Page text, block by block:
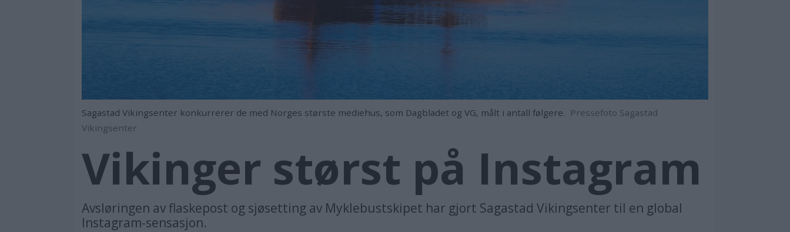
Sagastad Vikingsenter konkurrerer de med Norges største mediehus, som Dagbladet og VG, målt i antall følgere. Pressefoto Sagastad
Vikingsenter
Vikinger størst på Instagram
Avsløringen av flaskepost og sjøsetting av Myklebustskipet har gjort Sagastad Vikingsenter til en global
Instagram-sensasjon.